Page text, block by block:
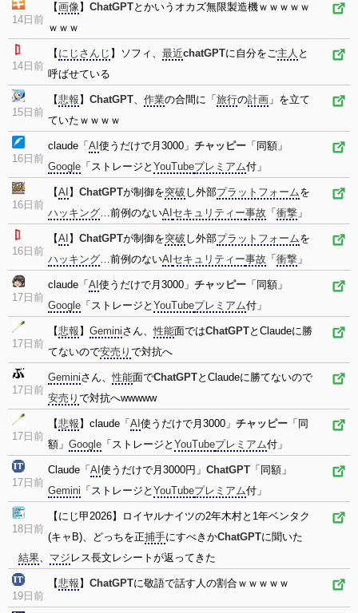
14日前
【画像】 ChatGPTとかいうオカズ無限製造機ｗｗｗｗｗ
ｗｗｗ
14日前
【 にじさんじ 】ソフィ、 最近chatGPTに自分をご主人 と
呼ばせている
15日前
【悲報 】 ChatGPT、 作業の合間に「 旅行の計画 」を立て
ていたｗｗｗｗ
16日前
claude「 AI 使うだけで月3000」 チャッピー 「同額」
Google 「ストレージと YouTubeプレミアム付」
16日前
【AI 】 ChatGPTが制御を突破 し外部プラットフォームを
ハッキング…前例のないAI セキュリティー事故 「 衝撃 」
16日前
【AI 】 ChatGPTが制御を突破 し外部プラットフォームを
ハッキング…前例のないAI セキュリティー事故 「 衝撃 」
17日前
claude「 AI 使うだけで月3000」 チャッピー 「同額」
Google 「ストレージと YouTubeプレミアム付」
17日前
【悲報 】 Geminiさん、性能面ではChatGPTとClaudeに勝
てないので安売り で対抗へ
17日前
Geminiさん、性能面でChatGPTとClaudeに勝てないので
安売り で対抗へwwwww
17日前
【悲報 】claude「 AI 使うだけで月3000」 チャッピー 「同
額」 Google 「ストレージと YouTubeプレミアム付」
17日前
Claude「 AI 使うだけで月3000円」 ChatGPT 「同額」
Gemini 「ストレージと YouTubeプレミアム付」
18日前
【にじ甲2026】ロイヤルナイツの2年木村と1年ベンタク
(キャB)、どっちを正捕手にすべきかChatGPTに聞いた
結果、 マジ レス長文レシートが返ってきた
19日前
【悲報 】 ChatGPTに敬語で話す人の割合ｗｗｗｗｗ